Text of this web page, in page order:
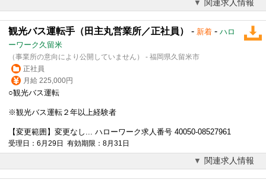
関連求人情報
観光バス運転手（田主丸営業所／正社員） - 新着 - ハロ
ーワーク久留米
（事業所の意向により公開していません） - 福岡県久留米市
正社員
月給 225,000円
○観光バス運転
※観光バス運転２年以上経験者
【変更範囲】変更なし... ハローワーク求人番号 40050-08527961
受理日：6月29日 有効期限：8月31日
関連求人情報